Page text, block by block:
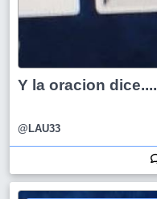
Y la oracion dice....
@LAU33